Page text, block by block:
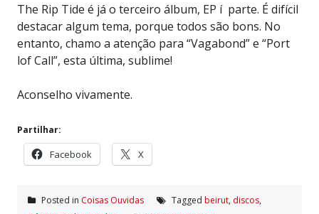
The Rip Tide é já o terceiro álbum, EP í parte. É difícil
destacar algum tema, porque todos são bons. No
entanto, chamo a atenção para “Vagabond” e “Port
lof Call”, esta última, sublime!
Aconselho vivamente.
Partilhar:
Facebook X
Posted in Coisas Ouvidas Tagged beirut, discos,